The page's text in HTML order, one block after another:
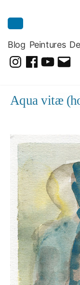
Blog Peintures
Dessins
Aqua vitæ